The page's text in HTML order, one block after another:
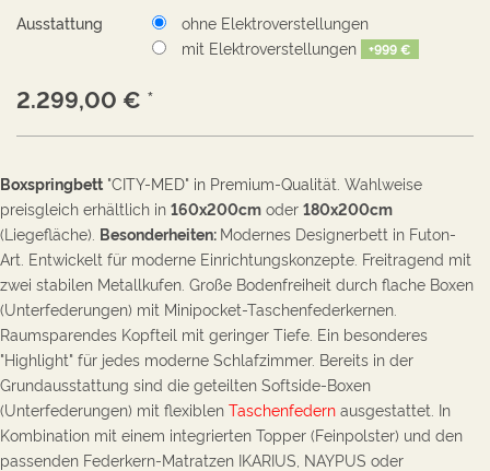
Ausstattung
ohne Elektroverstellungen
mit Elektroverstellungen
+999 €
2.299,00 € *
Boxspringbett "CITY-MED" in Premium-Qualität. Wahlweise
preisgleich erhältlich in 160x200cm oder 180x200cm
(Liegefläche). Besonderheiten: Modernes Designerbett in Futon-
Art. Entwickelt für moderne Einrichtungskonzepte. Freitragend mit
zwei stabilen Metallkufen. Große Bodenfreiheit durch flache Boxen
(Unterfederungen) mit Minipocket-Taschenfederkernen.
Raumsparendes Kopfteil mit geringer Tiefe. Ein besonderes
"Highlight" für jedes moderne Schlafzimmer. Bereits in der
Grundausstattung sind die geteilten Softside-Boxen
(Unterfederungen) mit flexiblen Taschenfedern ausgestattet. In
Kombination mit einem integrierten Topper (Feinpolster) und den
passenden Federkern-Matratzen IKARIUS, NAYPUS oder